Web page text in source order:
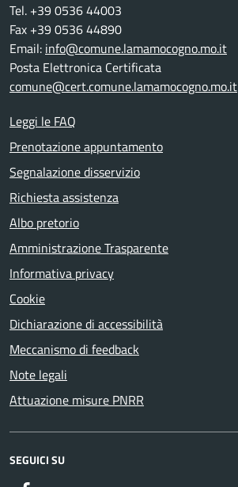
Tel. +39 0536 44003
Fax +39 0536 44890
Email: info@comune.lamamocogno.mo.it
Posta Elettronica Certificata
comune@cert.comune.lamamocogno.mo.it
Leggi le FAQ
Prenotazione appuntamento
Segnalazione disservizio
Richiesta assistenza
Albo pretorio
Amministrazione Trasparente
Informativa privacy
Cookie
Dichiarazione di accessibilità
Meccanismo di feedback
Note legali
Attuazione misure PNRR
SEGUICI SU